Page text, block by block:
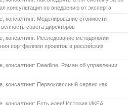
консультация по внедрению от эксперта
консалтинг: Моделирование стоимости
совета директоров
консалтинг: Исследование методологии
портфелями проектов в российских
консалтинг: Deadline: Роман об управлении
консалтинг: Первоклассный сервис как
консалтинг: Есть идея! История ИКЕА